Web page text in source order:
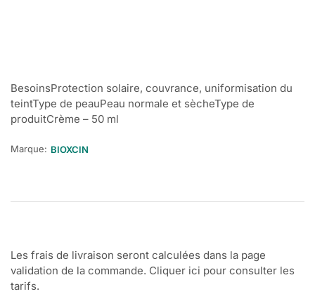
BesoinsProtection solaire, couvrance, uniformisation du
teintType de peauPeau normale et sècheType de
produitCrème – 50 ml
Marque: BIOXCIN
Les frais de livraison seront calculées dans la page
validation de la commande. Cliquer ici pour consulter les
tarifs.